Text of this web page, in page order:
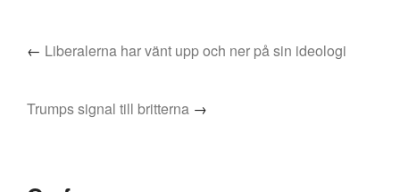
← Liberalerna har vänt upp och ner på sin ideologi
Trumps signal till britterna →